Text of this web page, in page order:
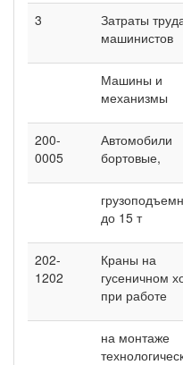
3
Затраты
машинистов
Машины и
механизмы
200-
0005
Автомобили
бортовые,
до 15 т
202-
1202
Краны на
гусеничном
при работе
на монтаже